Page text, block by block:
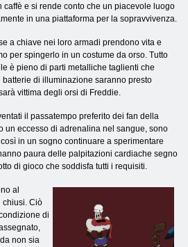
caffè e si rende conto che un piacevole luogo
in una piattaforma per la sopravvivenza.
a chiave nei loro armadi prendono vita e
per spingerlo in un costume da orso. Tutto
è pieno di parti metalliche taglienti che
di illuminazione saranno presto
vittima degli orsi di Freddie.
il ​​passatempo preferito dei fan della
un eccesso di adrenalina nel sangue, sono
in un sogno continuare a sperimentare
paura delle palpitazioni cardiache segno
di gioco che soddisfa tutti i requisiti.
al
chiusi. Ciò
di
non sia